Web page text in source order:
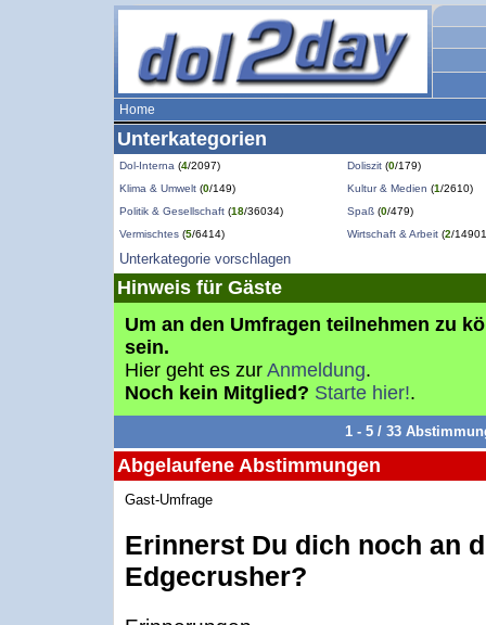
Home
Unterkategorien
Dol-Interna (4/2097) Doliszit (0/179)
Klima & Umwelt (0/149) Kultur & Medien (1/2610)
Politik & Gesellschaft (18/36034) Spaß (0/479)
Vermischtes (5/6414) Wirtschaft & Arbeit (2/
Unterkategorie vorschlagen
Hinweis für Gäste
Um an den Umfragen teilnehmen zu
sein.
Hier geht es zur Anmeldung.
Noch kein Mitglied? Starte hier!.
1 - 5 / 33
Abgelaufene Abstimmungen
Gast-Umfrage
Erinnerst Du dich noch an
Edgecrusher?